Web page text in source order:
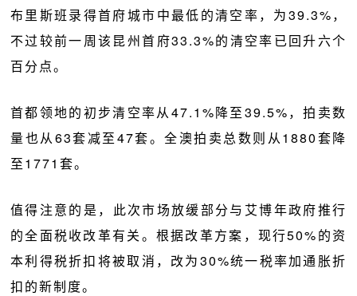
布里斯班录得首府城市中最低的清空率，为39.3%，
不过较前一周该昆州首府33.3%的清空率已回升六个
百分点。
首都领地的初步清空率从47.1%降至39.5%，拍卖数
量也从63套减至47套。全澳拍卖总数则从1880套降
至1771套。
值得注意的是，此次市场放缓部分与艾博年政府推行
的全面税收改革有关。根据改革方案，现行50%的资
本利得税折扣将被取消，改为30%统一税率加通胀折
扣的新制度。